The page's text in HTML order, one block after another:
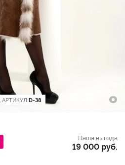
АРТИКУЛ D-38
Ваша выгода
19 000 руб.